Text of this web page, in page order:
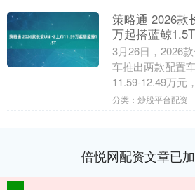
策略通 2026款
万起搭蓝鲸1.5T
3月26日，2026
车推出两款配置
11.59-12.49万元
凑型SUV，新车
分类：炒股平台配资
倍悦网配资文章已